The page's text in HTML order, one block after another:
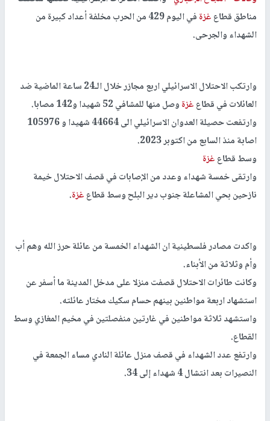
مناطق قطاعغزة
في اليوم 429 من الحرب مخلفة أعداد كبيرة من
الشهداء والجرحى.
وارتكب الاحتلال الاسرائيلي اربع مجازر خلال الـ24 ساعة الماضية ضد
العائلات في قطاعغزةوصل منها للمشافي 52 شهيدا و142 مصابا.
وارتفعت حصيلة العدوان الاسرائيلي الى 44664 شهيدا و 105976
اصابة منذ السابع من اكتوبر 2023.
وسط قطاعغزة
وارتقى خمسة شهداء وعدد من الإصابات في قصف الاحتلال خيمة
نازحين بحي المشاعلة جنوب دير البلح وسط قطاعغزة.
واكدت مصادر فلسطينية ان الشهداء الخمسة من عائلة حرز الله وهم أب
وأم وثلاثة من الأبناء.
وكانت طائرات الاحتلال قصفت منزلا على مدخل المدينة ما أسفر عن
استشهاد اربعة مواطنين بينهم حسام سكيك مختار عائلته.
واستشهد ثلاثة مواطنين في غارتين منفصلتين في مخيم المغازي وسط
القطاع.
وارتفع عدد الشهداء في قصف منزل عائلة النادي مساء الجمعة في
النصيرات بعد انتشال 4 شهداء إلى 34.